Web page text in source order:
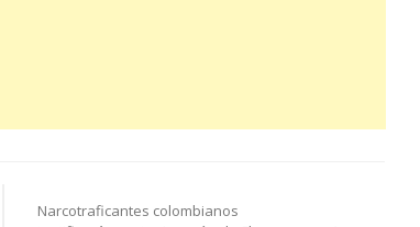
Narcotraficantes colombianos